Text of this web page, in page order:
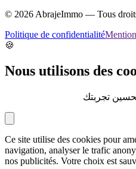
© 2026AbrajeImmo — Tous
Politique de confidentialité
🍪
Nous utilisons des
تجربتك
Ce site utilise des cookies pour
navigation, analyser le trafic
nos publicités. Votre choix est